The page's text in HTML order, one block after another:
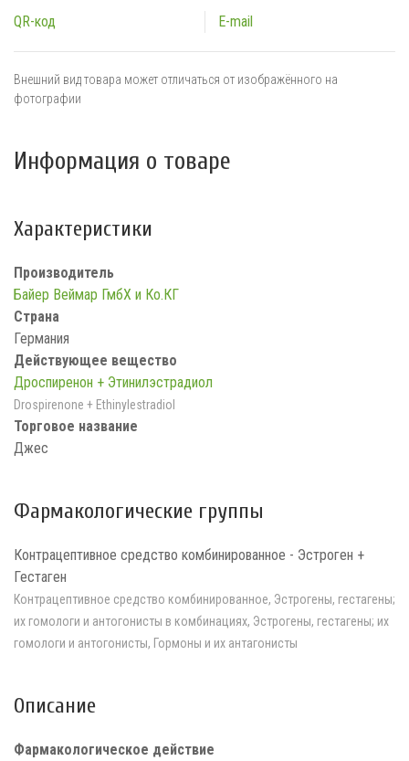
QR-код E-mail
Внешний вид товара может отличаться от изображённого на
фотографии
Информация о товаре
Характеристики
Производитель
Байер Веймар ГмбХ и Ко.КГ
Страна
Германия
Действующее вещество
Дроспиренон + Этинилэстрадиол
Drospirenone + Ethinylestradiol
Торговое название
Джес
Фармакологические группы
Контрацептивное средство комбинированное - Эстроген +
Гестаген
Контрацептивное средство комбинированное, Эстрогены, гестагены;
их гомологи и антогонисты в комбинациях, Эстрогены, гестагены; их
гомологи и антогонисты, Гормоны и их антагонисты
Описание
Фармакологическое действие